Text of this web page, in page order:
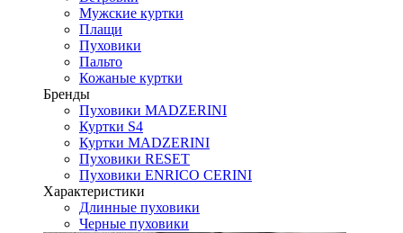
Мужские куртки
Плащи
Пуховики
Пальто
Кожаные куртки
Бренды
Пуховики MADZERINI
Куртки S4
Куртки MADZERINI
Пуховики RESET
Пуховики ENRICO CERINI
Характеристики
Длинные пуховики
Черные пуховики